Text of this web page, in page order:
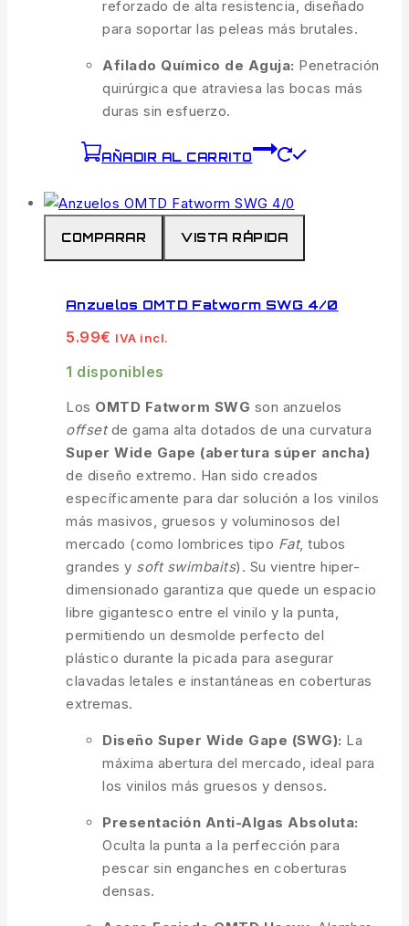
reforzado de alta resistencia, diseñado
para soportar las peleas más brutales.
Afilado Químico de Aguja: Penetración
quirúrgica que atraviesa las bocas más
duras sin esfuerzo.
AÑADIR AL CARRITO
COMPARAR VISTA RÁPIDA
Anzuelos OMTD Fatworm SWG 4/0
5.99€ IVA incl.
1 disponibles
Los OMTD Fatworm SWG son anzuelos
offsetde gama alta dotados de una curvatura
Super Wide Gape (abertura súper ancha)
de diseño extremo. Han sido creados
específicamente para dar solución a los vinilos
más masivos, gruesos y voluminosos del
mercado (como lombrices tipo Fat, tubos
grandes y soft swimbaits). Su vientre hiper-
dimensionado garantiza que quede un espacio
libre gigantesco entre el vinilo y la punta,
permitiendo un desmolde perfecto del
plástico durante la picada para asegurar
clavadas letales e instantáneas en coberturas
extremas.
Diseño Super Wide Gape (SWG): La
máxima abertura del mercado, ideal para
los vinilos más gruesos y densos.
Presentación Anti-Algas Absoluta:
Oculta la punta a la perfección para
pescar sin enganches en coberturas
densas.